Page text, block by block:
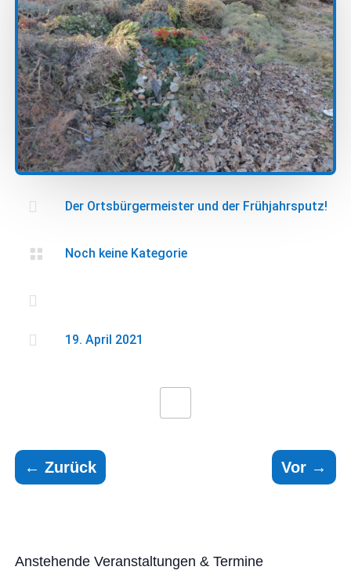
 Der Ortsbürgermeister und der Frühjahrsputz!
 Noch keine Kategorie

 19. April 2021
←Zurück Vor→
Anstehende Veranstaltungen & Termine